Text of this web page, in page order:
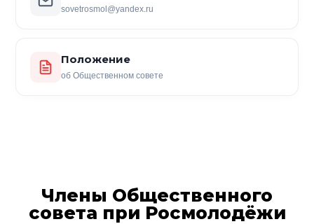
sovetrosmol@yandex.ru
Положение
об Общественном совете
Члены Общественного
совета при Росмолодёжи